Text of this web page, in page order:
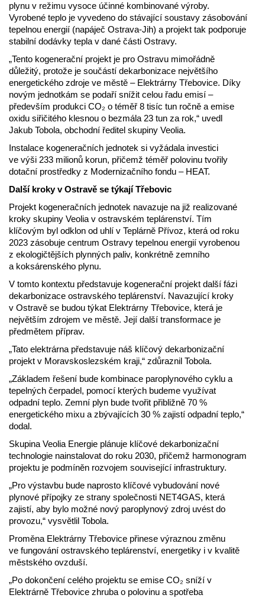
plynu v režimu vysoce účinné kombinované výroby.
Vyrobené teplo je vyvedeno do stávající soustavy zásobování
tepelnou energií (napáječ Ostrava-Jih) a projekt tak podporuje
stabilní dodávky tepla v dané části Ostravy.
„Tento kogenerační projekt je pro Ostravu mimořádně
důležitý, protože je součástí dekarbonizace největšího
energetického zdroje ve městě – Elektrárny Třebovice. Díky
novým jednotkám se podaří snížit celou řadu emisí –
především produkci CO₂ o téměř 8 tisíc tun ročně a emise
oxidu siřičitého klesnou o bezmála 23 tun za rok,“ uvedl
Jakub Tobola, obchodní ředitel skupiny Veolia.
Instalace kogeneračních jednotek si vyžádala investici
ve výši 233 milionů korun, přičemž téměř polovinu tvořily
dotační prostředky z Modernizačního fondu – HEAT.
Další kroky v Ostravě se týkají Třebovic
Projekt kogeneračních jednotek navazuje na již realizované
kroky skupiny Veolia v ostravském teplárenství. Tím
klíčovým byl odklon od uhlí v Teplárně Přívoz, která od roku
2023 zásobuje centrum Ostravy tepelnou energií vyrobenou
z ekologičtějších plynných paliv, konkrétně zemního
a koksárenského plynu.
V tomto kontextu představuje kogenerační projekt další fázi
dekarbonizace ostravského teplárenství. Navazující kroky
v Ostravě se budou týkat Elektrárny Třebovice, která je
největším zdrojem ve městě. Její další transformace je
předmětem příprav.
„Tato elektrárna představuje náš klíčový dekarbonizační
projekt v Moravskoslezském kraji,“ zdůraznil Tobola.
„Základem řešení bude kombinace paroplynového cyklu a
tepelných čerpadel, pomocí kterých budeme využívat
odpadní teplo. Zemní plyn bude tvořit přibližně 70 %
energetického mixu a zbývajících 30 % zajistí odpadní teplo,“
dodal.
Skupina Veolia Energie plánuje klíčové dekarbonizační
technologie nainstalovat do roku 2030, přičemž harmonogram
projektu je podmíněn rozvojem související infrastruktury.
„Pro výstavbu bude naprosto klíčové vybudování nové
plynové přípojky ze strany společnosti NET4GAS, která
zajistí, aby bylo možné nový paroplynový zdroj uvést do
provozu,“ vysvětlil Tobola.
Proměna Elektrárny Třebovice přinese výraznou změnu
ve fungování ostravského teplárenství, energetiky i v kvalitě
městského ovzduší.
„Po dokončení celého projektu se emise CO₂ sníží v
Elektrárně Třebovice zhruba o polovinu a spotřeba